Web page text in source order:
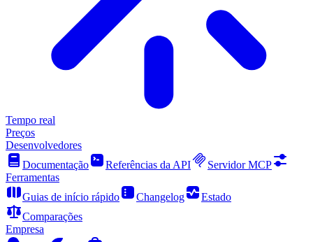
Tempo real
Preços
Desenvolvedores
Documentação
Referências da API
Servidor MCP
Ferramentas
Guias de início rápido
Changelog
Estado
Comparações
Empresa